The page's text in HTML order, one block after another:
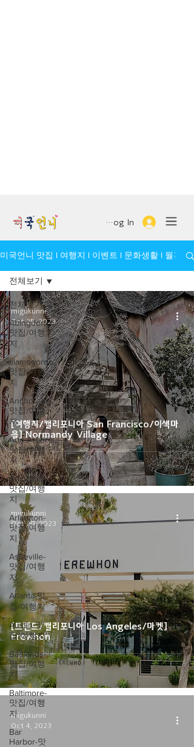
Log In
미국언니 맛집 l 여행지 l 이벤트 l 문화생활 l 월간 모
전체보기
Abingdon-
맛집/여행
지
alamogordo-
맛집/여행
지
Anchorage-
맛집/여행
지
Ann Arbor-
맛집/여행
지
Arlington-
맛집/여행
지
Arlington-
맛집/여행
지
Asheville-
맛집/여행
지
Atlanta-맛
집/여행지
Austin-맛
집/여행지
Badlands-
맛집/여행
지
Baltimore-
맛집/여행
지
Bar
Harbor-맛
전체보기
[여행지/캘리포니아 San Francisco/이색마
을] Normandy Village
migukunni
Oct 25, 2023
[트렌드/캘리포니아 Los Angeles/마켓]
Erewhon
migukunni
Oct 20, 2023
migukunni
Oct 4, 2023